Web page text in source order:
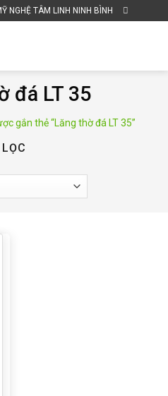
NGHỆ TÂM LINH NINH BÌNH
đá LT 35
gắn thẻ “Lăng thờ đá LT 35”
LỌC